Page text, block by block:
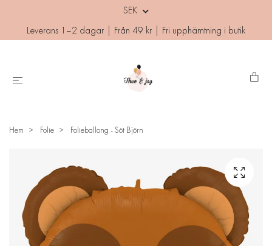
SEK
Leverans 1–2 dagar | Från 49 kr | Fri upphämtning i butik
Hem Folie Folieballong - Söt Björn